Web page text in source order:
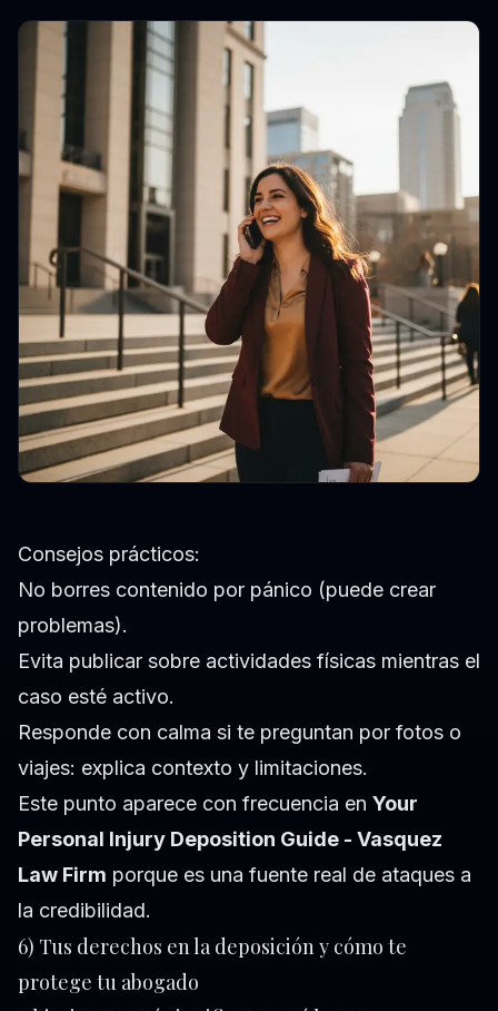
Consejos prácticos:
No borres contenido por pánico (puede crear
problemas).
Evita publicar sobre actividades físicas mientras el
caso esté activo.
Responde con calma si te preguntan por fotos o
viajes: explica contexto y limitaciones.
Este punto aparece con frecuencia en Your
Personal Injury Deposition Guide - Vasquez
Law Firm porque es una fuente real de ataques a
la credibilidad.
6) Tus derechos en la deposición y cómo te
protege tu abogado